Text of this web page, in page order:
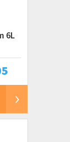
6L